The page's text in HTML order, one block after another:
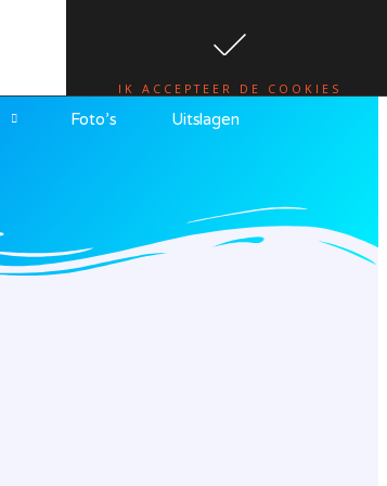
IK ACCEPTEER DE COOKIES
Foto’s Uitslagen